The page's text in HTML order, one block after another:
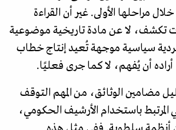
مراحلها الأولى. غير أن القراءة
تكشف، لا عن مادة تاريخية موضوعية
سياسية موجهة تُعيد إنتاج خطاب
أن يُفهم، لا كما جرى فعليًا.
مضامين الوثائق، من المهم التوقف
المرتبط باستخدام الأرشيف الحكومي،